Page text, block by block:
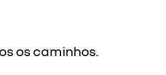
os caminhos.